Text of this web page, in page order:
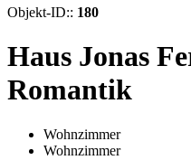
Objekt-ID:: 180
Haus Jonas
Romantik
Wohnzimmer
Wohnzimmer